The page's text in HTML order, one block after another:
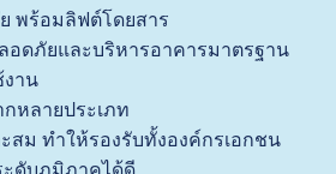
พร้อมลิฟต์โดยสาร
อดภัยและบริหารอาคารมาตรฐาน
งาน
หลายประเภท
สม ทำให้รองรับทั้งองค์กรเอกชน